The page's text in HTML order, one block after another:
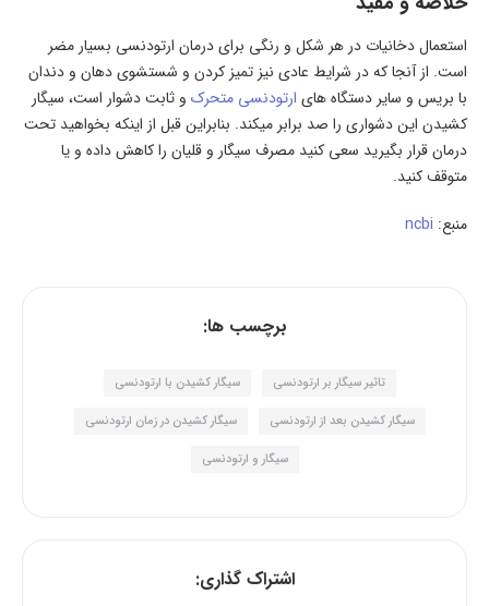
استعمال دخانیات در هر شکل و رنگی برای درمان ارتودنسی بسیار مضر
است. از آنجا که در شرایط عادی نیز تمیز کردن و شستشوی دهان و دندان
با بریس و سایر دستگاه های ارتودنسی متحرک و ثابت دشوار است، سیگار
کشیدن این دشواری را صد برابر میکند. بنابراین قبل از اینکه بخواهید تحت
درمان قرار بگیرید سعی کنید مصرف سیگار و قلیان را کاهش داده و یا
متوقف کنید.
منبع: ncbi
برچسب ها:
تاثیر سیگار بر ارتودنسی سیگار کشیدن با ارتودنسی
سیگار کشیدن بعد از ارتودنسی سیگار کشیدن در زمان ارتودنسی
سیگار و ارتودنسی
اشتراک گذاری: